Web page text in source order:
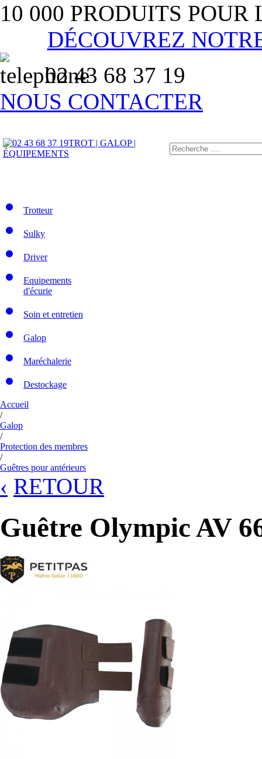
10 000 PRODUITS
DÉCOUVREZ
02 43 68 37 19
NOUS CONTACTER
TROT | GALOP |
ÉQUIPEMENTS
Trotteur
Sulky
Driver
Equipements
d'écurie
Soin et entretien
Galop
Maréchalerie
Destockage
Accueil
/
Galop
/
Protection des membres
/
Guêtres pour antérieurs
‹ RETOUR
Guêtre Olympic AV